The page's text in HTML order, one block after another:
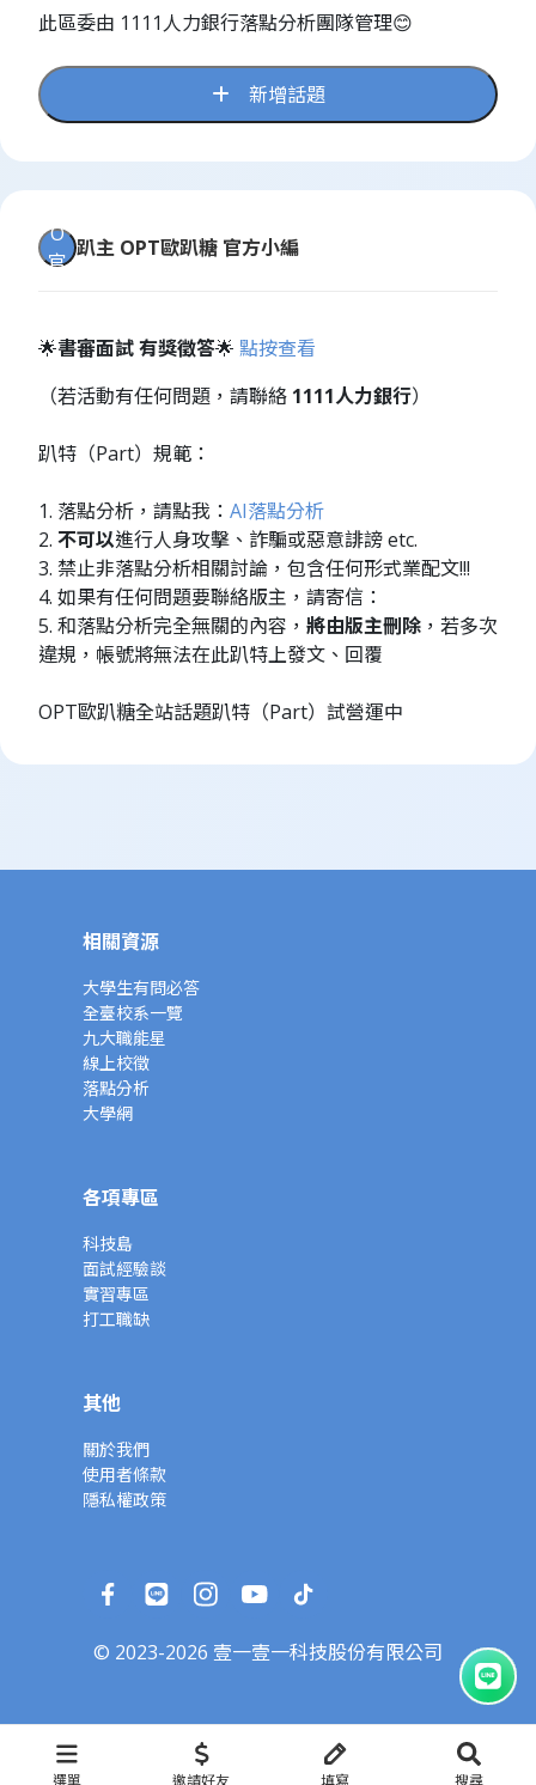
選單 邀請好友 填寫 搜尋
此區委由 1111人力銀行落點分析團隊管理😊
新增話題
O
官
趴主 OPT歐趴糖 官方小編
🌟書審面試 有獎徵答🌟 點按查看
（若活動有任何問題，請聯絡 1111人力銀行）
趴特（Part）規範：
1. 落點分析，請點我： AI落點分析
2. 不可以進行人身攻擊、詐騙或惡意誹謗 etc.
3. 禁止非落點分析相關討論，包含任何形式業配文!!!
4. 如果有任何問題要聯絡版主，請寄信：
5. 和落點分析完全無關的內容， 將由版主刪除 ，若多次
違規，帳號將無法在此趴特上發文、回覆
OPT歐趴糖全站話題趴特（Part）試營運中
相關資源
大學生有問必答
全臺校系一覽
九大職能星
線上校徵
落點分析
大學網
各項專區
科技島
面試經驗談
實習專區
打工職缺
其他
關於我們
使用者條款
隱私權政策
© 2023-2026 壹一壹一科技股份有限公司